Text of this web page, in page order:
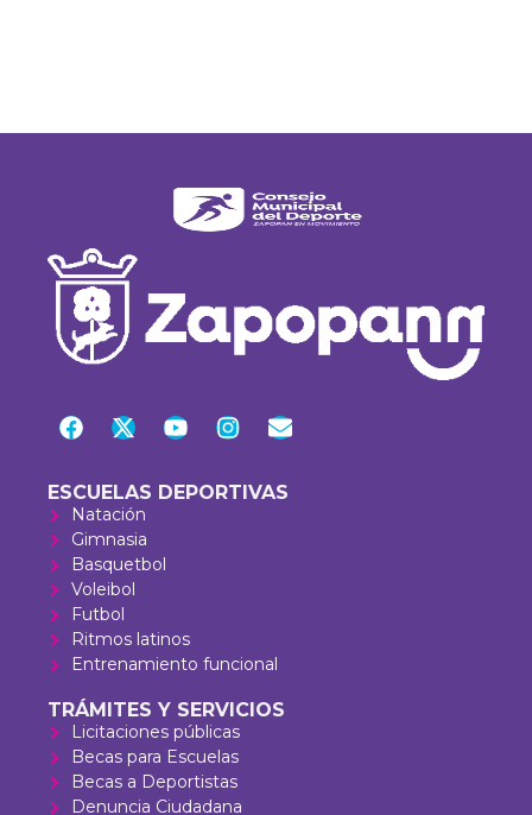
ESCUELAS DEPORTIVAS
Natación
Gimnasia
Basquetbol
Voleibol
Futbol
Ritmos latinos
Entrenamiento funcional
TRÁMITES Y SERVICIOS
Licitaciones públicas
Becas para Escuelas
Becas a Deportistas
Denuncia Ciudadana